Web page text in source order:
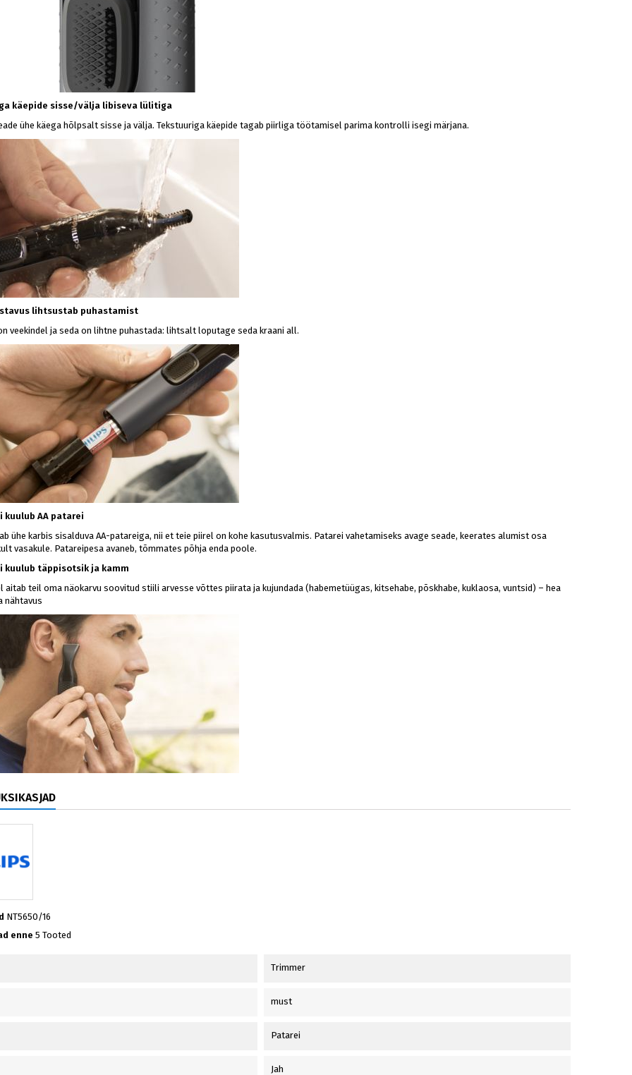
käepide sisse/välja libiseva lülitiga
ühe käega hõlpsalt sisse ja välja. Tekstuuriga käepide tagab piirliga töötamisel parima kontrolli isegi märjana.
lihtsustab puhastamist
veekindel ja seda on lihtne puhastada: lihtsalt loputage seda kraani all.
kuulub AA patarei
ühe karbis sisalduva AA-patareiga, nii et teie piirel on kohe kasutusvalmis. Patarei vahetamiseks avage seade, keerates alumist osa
vasakule. Patareipesa avaneb, tõmmates põhja enda poole.
kuulub täppisotsik ja kamm
aitab teil oma näokarvu soovitud stiili arvesse võttes piirata ja kujundada (habemetüügas, kitsehabe, põskhabe, kuklaosa, vuntsid) – hea
nähtavus
NT5650/16
enne 5 Tooted
Trimmer
must
Patarei
Jah